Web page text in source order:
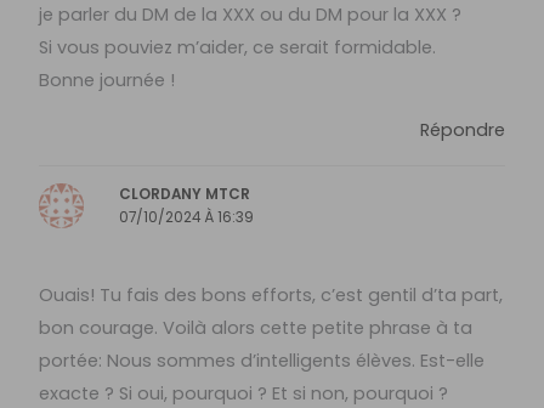
je parler du DM de la XXX ou du DM pour la XXX ?
Si vous pouviez m’aider, ce serait formidable.
Bonne journée !
Répondre
CLORDANY MTCR
07/10/2024 À 16:39
Ouais! Tu fais des bons efforts, c’est gentil d’ta part,
bon courage. Voilà alors cette petite phrase à ta
portée: Nous sommes d’intelligents élèves. Est-elle
exacte ? Si oui, pourquoi ? Et si non, pourquoi ?